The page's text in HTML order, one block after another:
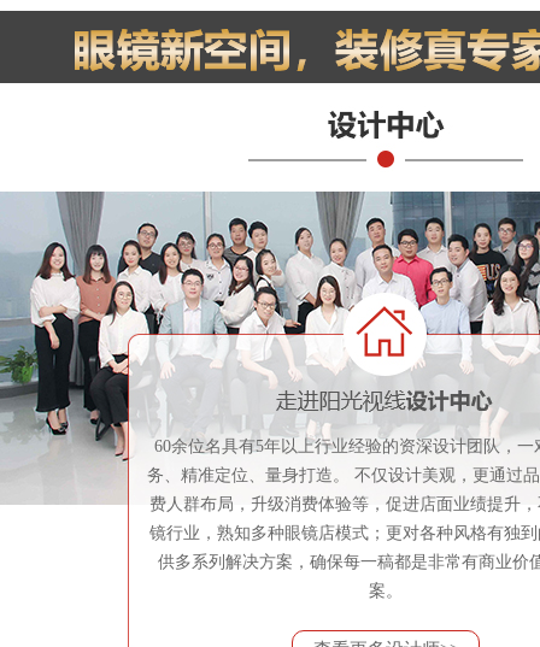
60余位名具有5年以上行业经验的资深设计团队，一
务、精准定位、量身打造。 不仅设计美观，更通过
费人群布局，升级消费体验等，促进店面业绩提升
镜行业，熟知多种眼镜店模式；更对各种风格有独
供多系列解决方案，确保每一稿都是非常有商业价
案。